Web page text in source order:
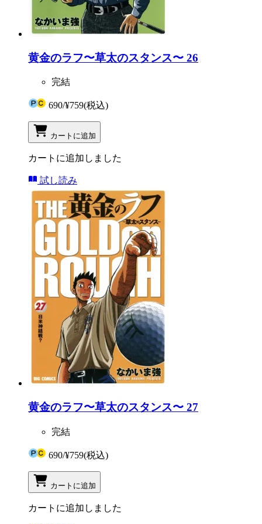
黄金のラフ〜草太のスタンス〜 26
完結
690/¥759(税込)
カートに追加
カートに追加しました
試し読み
黄金のラフ〜草太のスタンス〜 27
完結
690/¥759(税込)
カートに追加
カートに追加しました